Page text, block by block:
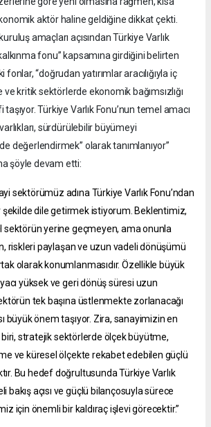
aktör haline geldiğine dikkat çekti.
amaçları açısından Türkiye Varlık
fonu” kapsamına girdiğini belirten
fonlar, “doğrudan yatırımlar aracılığıyla iç
kritik sektörlerde ekonomik bağımsızlığı
Türkiye Varlık Fonu’nun temel amacı
sürdürülebilir büyümeyi
değerlendirmek” olarak tanımlanıyor”
şöyle devam etti:
sektörümüz adına Türkiye Varlık Fonu’ndan
şekilde dile getirmek istiyorum. Beklentimiz,
sektörün yerine geçmeyen, ama onunla
riskleri paylaşan ve uzun vadeli dönüşümü
olarak konumlanmasıdır. Özellikle büyük
yüksek ve geri dönüş süresi uzun
tek başına üstlenmekte zorlanacağı
büyük önem taşıyor. Zira, sanayimizin en
stratejik sektörlerde ölçek büyütme,
ve küresel ölçekte rekabet edebilen güçlü
Bu hedef doğrultusunda Türkiye Varlık
bakış açısı ve güçlü bilançosuyla sürece
için önemli bir kaldıraç işlevi görecektir.”